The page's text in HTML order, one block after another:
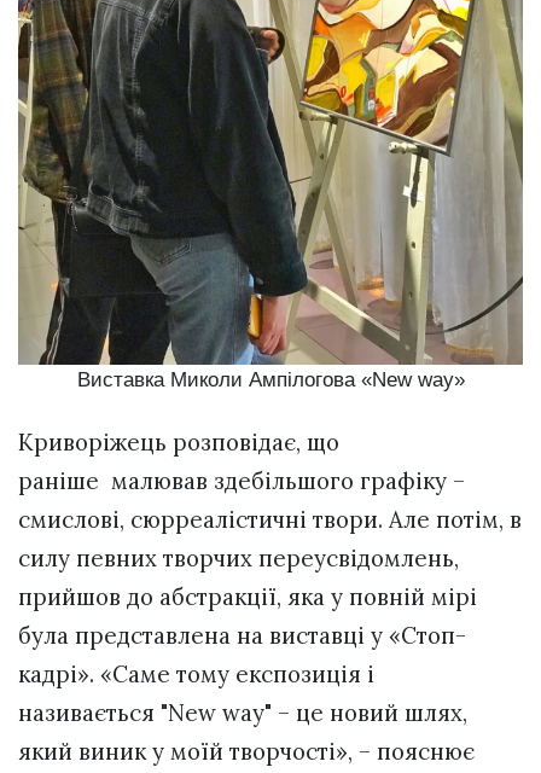
Виставка Миколи Ампілогова «New way»
Криворіжець розповідає, що
раніше малював здебільшого графіку –
смислові, сюрреалістичні твори. Але потім, в
силу певних творчих переусвідомлень,
прийшов до абстракції, яка у повній мірі
була представлена на виставці у «Стоп-
кадрі». «Саме тому експозиція і
називається "New way" – це новий шлях,
який виник у моїй творчості», – пояснює